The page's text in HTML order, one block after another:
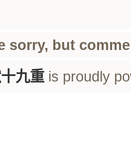
sorry, but
九重is proudly